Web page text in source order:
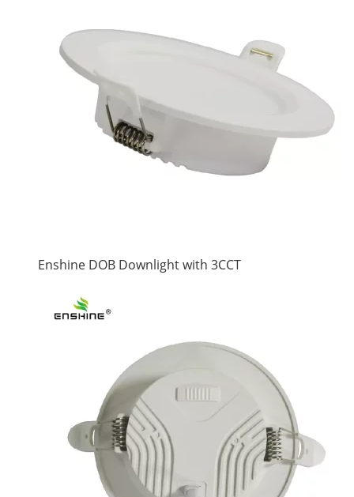
Enshine DOB Downlight with 3CCT